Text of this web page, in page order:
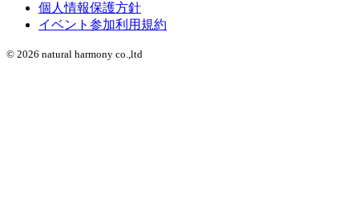
個人情報保護方針
イベント参加利用規約
© 2026 natural harmony co.,ltd